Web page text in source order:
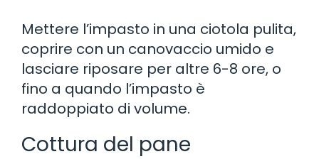
Mettere l’impasto in una ciotola pulita,
coprire con un canovaccio umido e
lasciare riposare per altre 6-8 ore, o
fino a quando l’impasto è
raddoppiato di volume.
Cottura del pane